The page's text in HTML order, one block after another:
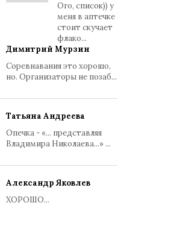
Ого, список)) у
меня в аптечке
стоит скучает
флако...
Димитрий Мурзин
Соревнавания это хорошо,
но. Организаторы не позаб...
Татьяна Андреева
Опечка - «... представляя
Владимира Николаева...» ...
Александр Яковлев
ХОРОШО...